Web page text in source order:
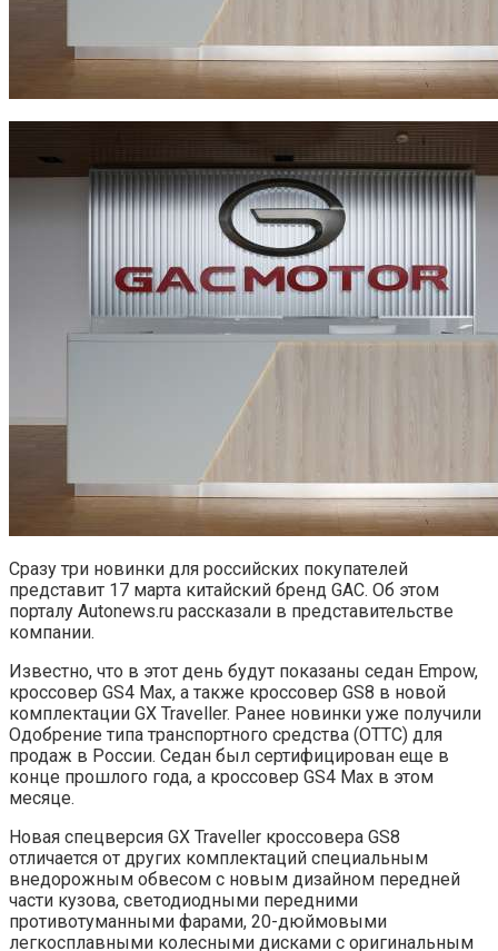
Сразу три новинки для российских покупателей
представит 17 марта китайский бренд GAC. Об этом
порталу Autonews.ru рассказали в представительстве
компании.
Известно, что в этот день будут показаны седан Empow,
кроссовер GS4 Max, а также кроссовер GS8 в новой
комплектации GX Traveller. Ранее новинки уже получили
Одобрение типа транспортного средства (ОТТС) для
продаж в России. Седан был сертифицирован еще в
конце прошлого года, а кроссовер GS4 Max в этом
месяце.
Новая спецверсия GX Traveller кроссовера GS8
отличается от других комплектаций специальным
внедорожным обвесом с новым дизайном передней
части кузова, светодиодными передними
противотуманными фарами, 20-дюймовыми
легкосплавными колесными дисками с оригинальным